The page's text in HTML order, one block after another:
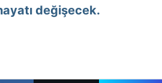
değişecek.